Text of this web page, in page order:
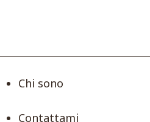
Chi sono
Contattami